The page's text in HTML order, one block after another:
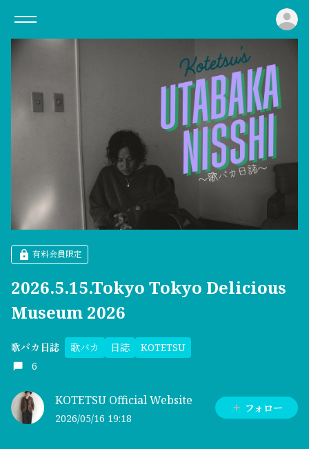
有料会員限定
2026.5.15.Tokyo Tokyo Delicious
Museum 2026
歌バカ日誌 歌バカ 日誌
KOTETSU
6
KOTETSU Official Website
2026/05/16 19:18
フォロー